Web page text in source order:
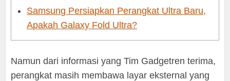
Samsung Persiapkan Perangkat Ultra Baru,
Apakah Galaxy Fold Ultra?
Namun dari informasi yang Tim Gadgetren terima,
perangkat masih membawa layar eksternal yang